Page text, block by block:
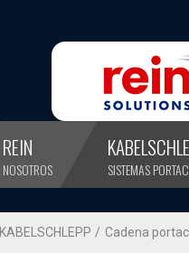
REIN
NOSOTROS SISTEMAS
KABELSCHLEPP / Cadena